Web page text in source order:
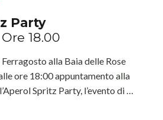
Party
18.00
alla Baia delle Rose
ore 18:00 appuntamento alla
Spritz Party, l’evento di …